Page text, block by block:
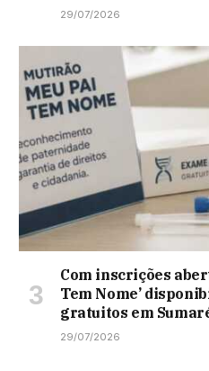
29/07/2026
Com inscrições
Tem Nome’
gratuitos em
29/07/2026